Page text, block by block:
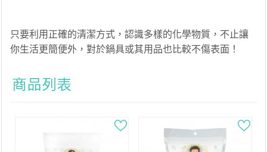
只要利用正確的清潔方式，認識多樣的化學物質，不止讓
你生活更簡便外，對於鍋具或其用品也比較不傷表面！